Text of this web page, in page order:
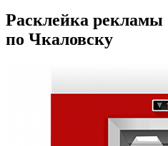
Расклейка рекламы
по Чкаловску